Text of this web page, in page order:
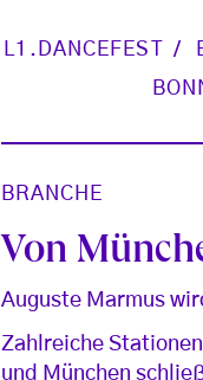
L1.DANCEFEST
BRANCHE
Von
Auguste Marmus
Zahlreiche
und München